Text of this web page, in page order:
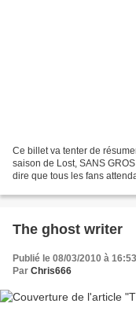
Ce billet va tenter de
saison de Lost, SANS
dire que tous les fans
The ghost writer
Publié le 08/03/2010 à 16:53
Par Chris666